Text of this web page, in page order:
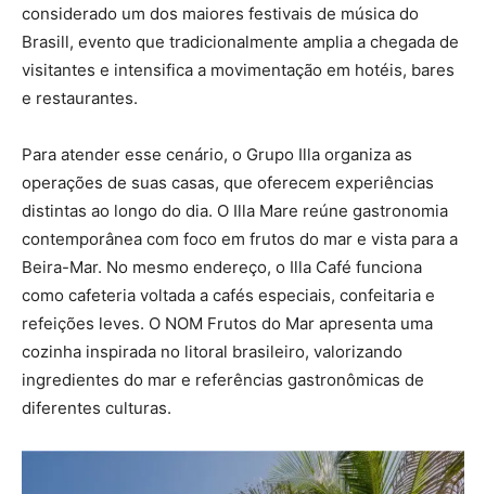
considerado um dos maiores festivais de música do
Brasill, evento que tradicionalmente amplia a chegada de
visitantes e intensifica a movimentação em hotéis, bares
e restaurantes.
Para atender esse cenário, o Grupo Illa organiza as
operações de suas casas, que oferecem experiências
distintas ao longo do dia. O Illa Mare reúne gastronomia
contemporânea com foco em frutos do mar e vista para a
Beira-Mar. No mesmo endereço, o Illa Café funciona
como cafeteria voltada a cafés especiais, confeitaria e
refeições leves. O NOM Frutos do Mar apresenta uma
cozinha inspirada no litoral brasileiro, valorizando
ingredientes do mar e referências gastronômicas de
diferentes culturas.